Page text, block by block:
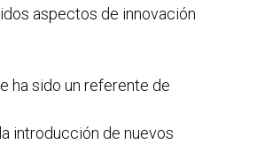
aspectos de innovación
ha sido un referente de
introducción de nuevos